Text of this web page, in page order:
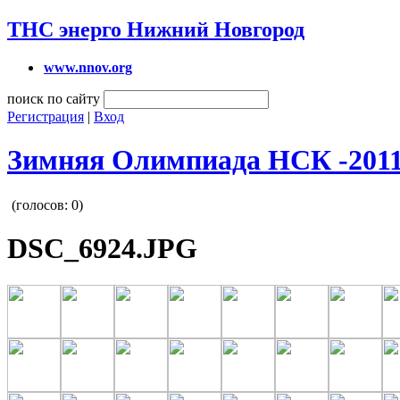
ТНС энерго Нижний Новгород
www.nnov.org
поиск по сайту
Регистрация | Вход
Зимняя Олимпиада НСК -
(голосов: 0)
DSC_6924.JPG